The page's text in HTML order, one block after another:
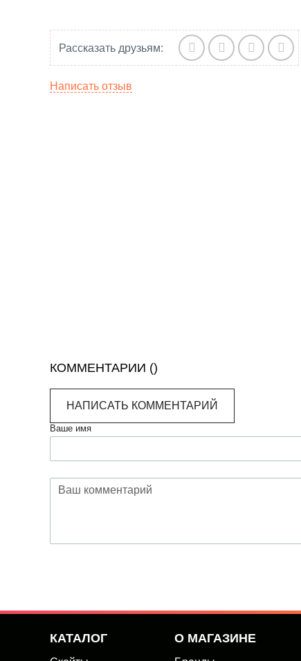
Рассказать друзьям:
Написать отзыв
КОММЕНТАРИИ ()
НАПИСАТЬ КОММЕНТАРИЙ
Ваше имя
КАТАЛОГ О МАГАЗИНЕ